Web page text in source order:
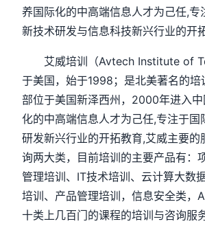
养国际化的中高端信息人才为己任,专
新技术研发与信息科技新兴行业的开
艾威培训（Avtech Institute of
于美国，始于1998；是北美著名的培
部位于美国新泽西州，2000年进入
化的中高端信息人才为己任,专注于国
研发新兴行业的开拓教育,艾威主要的
询两大类，目前培训的主要产品有：
管理培训、IT技术培训、云计算大数
培训、产品管理培训，信息安全类，
十类上几百门的课程的培训与咨询服务